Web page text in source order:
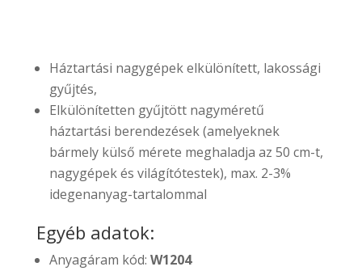
Háztartási nagygépek elkülönített, lakossági
gyűjtés,
Elkülönítetten gyűjtött nagyméretű
háztartási berendezések (amelyeknek
bármely külső mérete meghaladja az 50 cm-t,
nagygépek és világítótestek), max. 2-3%
idegenanyag-tartalommal
Egyéb adatok:
Anyagáram kód: W1204